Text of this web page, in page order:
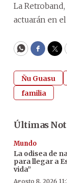
La
actuarán en el
WhatsApp
Ñu Guasu
familia
Últimas
Mundo
La odisea de
para llegar a
vida”
Agosto 8, 2026